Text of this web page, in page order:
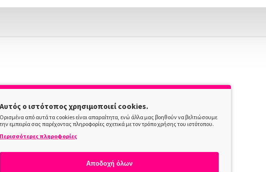
Αυτός ο ιστότοπος χρησιμοποιεί cookies.
Ορισμένα από αυτά τα cookies είναι απαραίτητα, ενώ άλλα μας βοηθούν να βελτιώσουμε
την εμπειρία σας παρέχοντας πληροφορίες σχετικά με τον τρόπο χρήσης του ιστότοπου.
Περισσότερες πληροφορίες
Αποδοχή όλων